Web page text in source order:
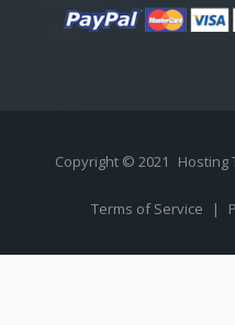
Copyright © 2021 Hosting
Terms of Service |